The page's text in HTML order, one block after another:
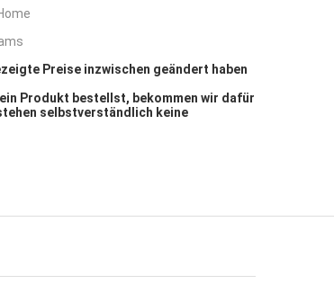
Preise inzwischen geändert haben
Produkt bestellst, bekommen wir dafür
selbstverständlich keine